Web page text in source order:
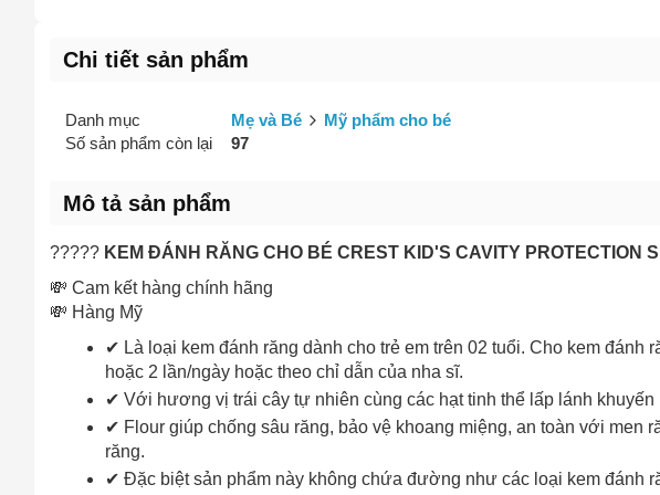
Chi tiết sản phẩm
Danh mục Mẹ và Bé
Mỹ phẩm cho bé
Số sản phẩm còn lại
97
Mô tả sản phẩm
????? KEM ĐÁNH RĂNG CHO BÉ CREST KID'S CAVITY PROTECTION
💸 Cam kết hàng chính hãng
💸 Hàng Mỹ
✔ Là loại kem đánh răng dành cho trẻ em trên 02 tuổi. Cho kem
hoặc 2 lần/ngày hoặc theo chỉ dẫn của nha sĩ.
✔ Với hương vị trái cây tự nhiên cùng các hạt tinh thể lấp lánh khuyến
✔ Flour giúp chống sâu răng, bảo vệ khoang miệng, an toàn với men
răng.
✔ Đặc biệt sản phẩm này không chứa đường như các loại kem đánh